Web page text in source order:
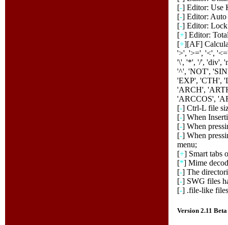
[-] Editor: Use
[-] Editor: Auto
[-] Editor:
[+] Editor:
[+][AF]
'>', '>=', '<',
'\', '*', '/', 'div',
'^', 'NOT',
'EXP', 'CTH',
'ARCH',
'ARCCOS',
[-] Ctrl-L file
[-] When
[-] When
[-] When
menu;
[+] Smart tabs
[*] Mime
[-] The
[-] SWG files
[-] .file-like
Version 2.11